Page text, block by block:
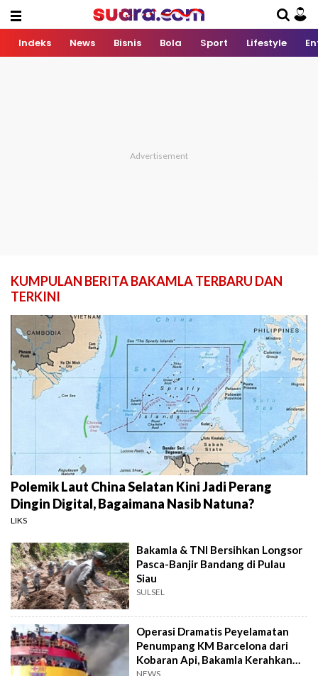
Indeks News Bisnis Bola Sport Lifestyle
KUMPULAN BERITA BAKAMLA TERBARU DAN
TERKINI
Polemik Laut China Selatan Kini Jadi Perang
Dingin Digital, Bagaimana Nasib Natuna?
LIKS
Bakamla & TNI Bersihkan Longsor
Pasca-Banjir Bandang di Pulau
Siau
SULSEL
Operasi Dramatis Peyelamatan
Penumpang KM Barcelona dari
Kobaran Api, Bakamla Kerahkan
NEWS